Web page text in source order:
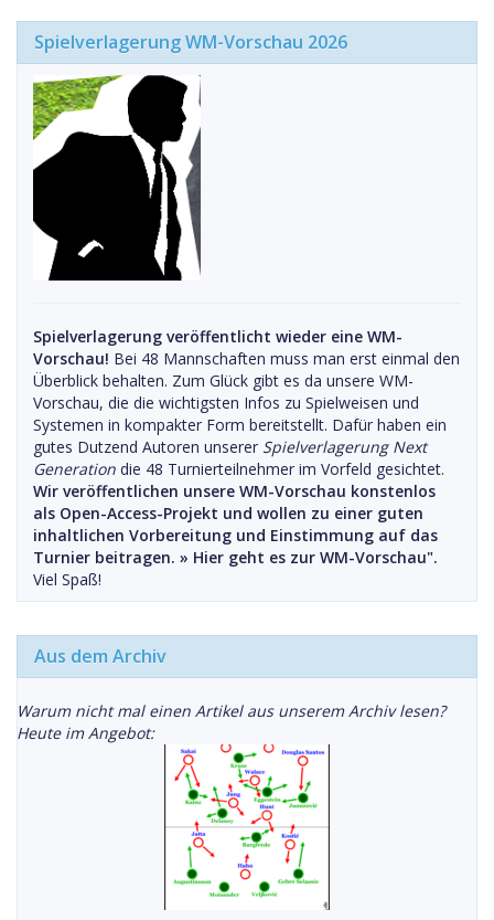
Spielverlagerung WM-Vorschau 2026
Spielverlagerung veröffentlicht wieder eine WM-
Vorschau! Bei 48 Mannschaften muss man erst einmal den
Überblick behalten. Zum Glück gibt es da unsere WM-
Vorschau, die die wichtigsten Infos zu Spielweisen und
Systemen in kompakter Form bereitstellt. Dafür haben ein
gutes Dutzend Autoren unserer Spielverlagerung Next
Generation die 48 Turnierteilnehmer im Vorfeld gesichtet.
Wir veröffentlichen unsere WM-Vorschau konstenlos
als Open-Access-Projekt und wollen zu einer guten
inhaltlichen Vorbereitung und Einstimmung auf das
Turnier beitragen. » Hier geht es zur WM-Vorschau".
Viel Spaß!
Aus dem Archiv
Warum nicht mal einen Artikel aus unserem Archiv lesen?
Heute im Angebot: